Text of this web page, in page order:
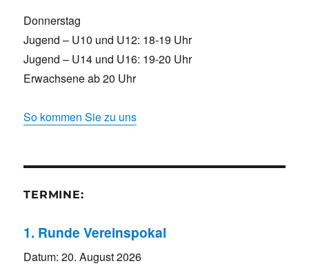
Donnerstag
Jugend – U10 und U12: 18-19 Uhr
Jugend – U14 und U16: 19-20 Uhr
Erwachsene ab 20 Uhr
So kommen Sie zu uns
TERMINE:
1. Runde Vereinspokal
Datum:20. August 2026